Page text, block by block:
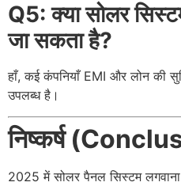
Q5: क्या सोलर
जा सकता है?
हाँ, कई कंपनियाँ EMI और लोन की
उपलब्ध है।
निष्कर्ष
2025 में सोलर पैनल सिस्टम